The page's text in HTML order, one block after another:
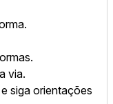
via.
siga orientações